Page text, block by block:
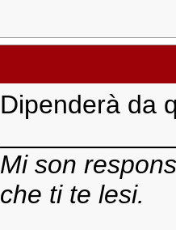
Dipenderà da
Mi son
che ti te lesi.